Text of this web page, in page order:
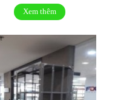
Xem thêm